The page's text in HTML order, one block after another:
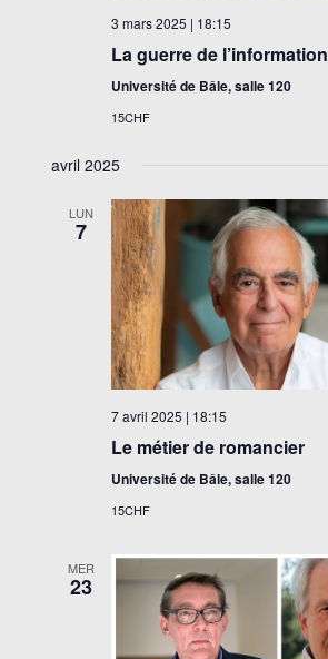
3 mars 2025 | 18:15
La guerre de l’information
Université de Bâle, salle 120
15CHF
avril 2025
LUN
7
7 avril 2025 | 18:15
Le métier de romancier
Université de Bâle, salle 120
15CHF
MER
23